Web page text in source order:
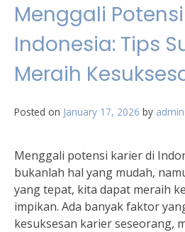
Menggali
Indonesia: Tips
Meraih
Posted on January 17, 2026 by
Menggali potensi karier di
bukanlah hal yang mudah,
yang tepat, kita dapat meraih
impikan. Ada banyak faktor
kesuksesan karier seseorang,